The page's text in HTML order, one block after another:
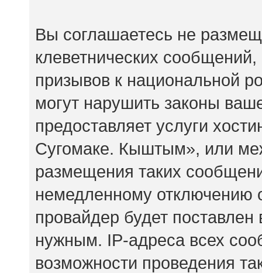
Вы соглашаетесь не
клеветнических
призывов к национальной
могут нарушить законы
предоставляет услуги
Сугомаке. Кыштым», или
размещения таких
немедленному отключению
провайдер будет
нужным. IP-адреса всех
возможности проведения